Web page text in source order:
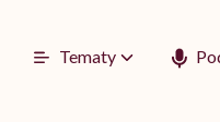
Tematy